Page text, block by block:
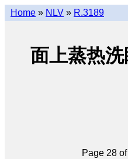
Home » NLV » R.3189
面上蒸热
Page 28